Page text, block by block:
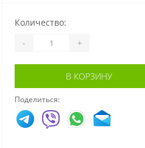
Количество:
- +
В КОРЗИНУ
Поделиться: